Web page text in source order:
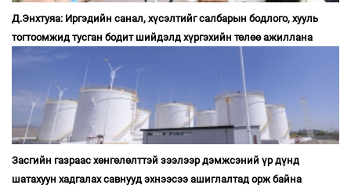
Д.Энхтуяа: Иргэдийн санал, хүсэлтийг салбарын бодлого, хууль
тогтоомжид тусган бодит шийдэлд хүргэхийн төлөө ажиллана
Засгийн газраас хөнгөлөлттэй зээлээр дэмжсэний үр дүнд
шатахуун хадгалах савнууд эхнээсээ ашиглалтад орж байна